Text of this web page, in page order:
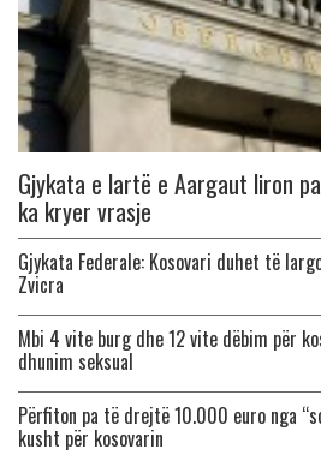
Gjykata e lartë e Aargaut liron
ka kryer vrasje
Gjykata Federale: Kosovari duhet të
Zvicra
Mbi 4 vite burg dhe 12 vite dëbim për
dhunim seksual
Përfiton pa të drejtë 10.000 euro nga
kusht për kosovarin